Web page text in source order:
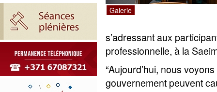
Galerie
s’adressant aux
professionnelle, à la
“Aujourd’hui, nous
gouvernement peuvent